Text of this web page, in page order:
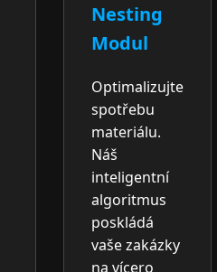
Nesting
Modul
Optimalizujte
spotřebu
materiálu.
Náš
inteligentní
algoritmus
poskládá
vaše zakázky
na vícero